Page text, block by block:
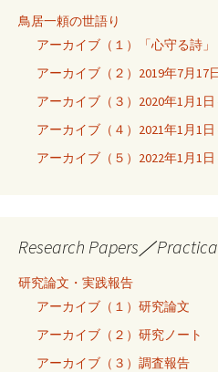
鳥居一頼の世語り
アーカイブ（１）「心守る詩」
アーカイブ（２）2019年7月17
アーカイブ（３）2020年1月1日
アーカイブ（４）2021年1月1日
アーカイブ（５）2022年1月1日
Research Papers／
研究論文・実践報告
アーカイブ（１）研究論文
アーカイブ（２）研究ノート
アーカイブ（３）調査報告